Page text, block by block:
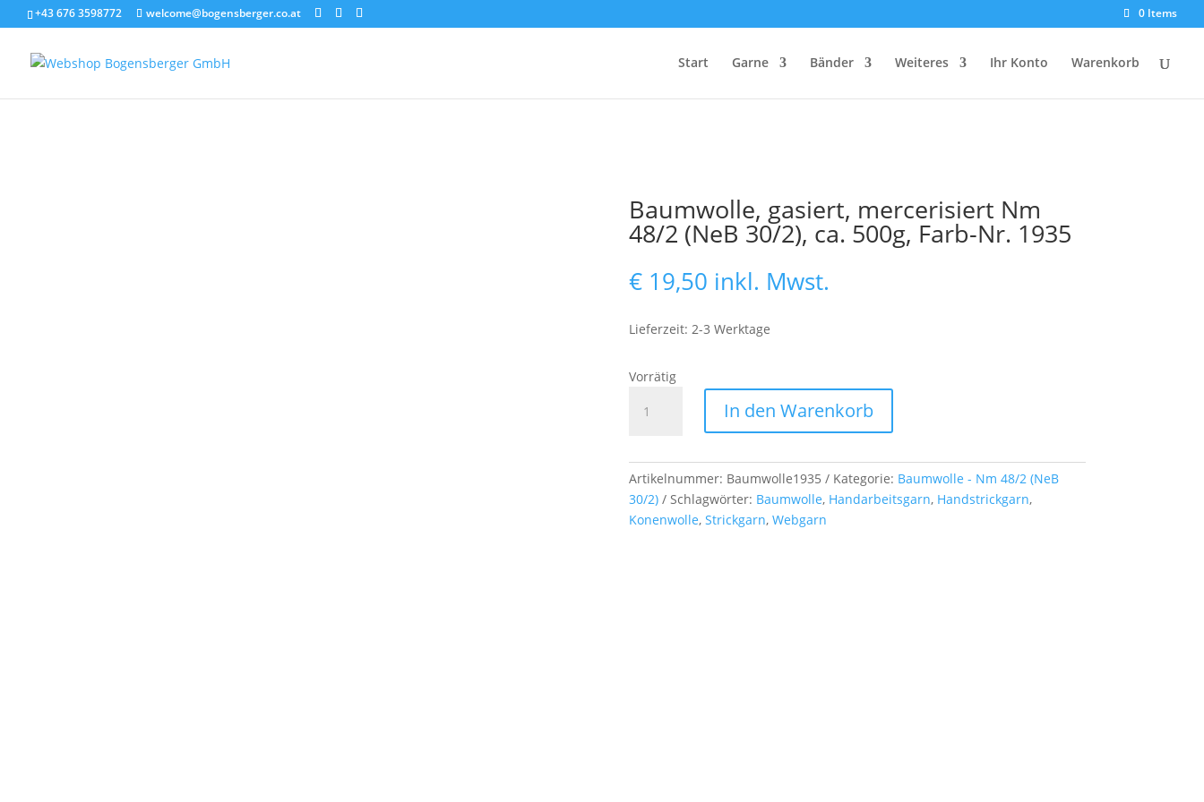
+43 676 3598772 welcome@bogensberger.co.at 0 Items
Start Garne Bänder Weiteres Ihr Konto Warenkorb
Baumwolle, gasiert, mercerisiert Nm
48/2 (NeB 30/2), ca. 500g, Farb-Nr. 1935
€19,50 inkl. Mwst.
Lieferzeit: 2-3 Werktage
Vorrätig
gasiert,
48/2
(NeB
30/2),
In den Warenkorb
Artikelnummer: Baumwolle1935 Kategorie: Baumwolle - Nm 48/2 (NeB
30/2)
Schlagwörter: Baumwolle, Handarbeitsgarn, Handstrickgarn,
Konenwolle, Strickgarn, Webgarn